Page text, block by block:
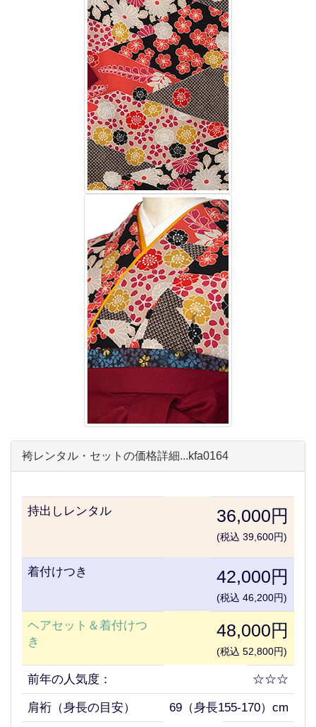
袴レンタル・セットの価格詳細...kfa0164
持出しレンタル 36,000円
(税込 39,600円)
着付けつき 42,000円
(税込 46,200円)
ヘアセット＆着付けつ
き
48,000円
(税込 52,800円)
前年の人気度： ☆☆☆
肩裄（身長の目安） 69（身長155-170）cm